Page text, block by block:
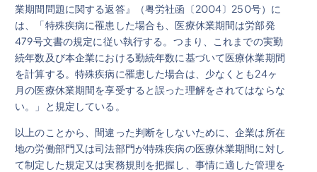
業期間問題に関する返答』（粤労社函〔2004〕250号）に
は、「特殊疾病に罹患した場合も、医療休業期間は労部発
479号文書の規定に従い執行する。つまり、これまでの実勤
続年数及び本企業における勤続年数に基づいて医療休業期間
を計算する。特殊疾病に罹患した場合は、少なくとも24ヶ
月の医療休業期間を享受すると誤った理解をされてはならな
い。」と規定している。
以上のことから、間違った判断をしないために、企業は所在
地の労働部門又は司法部門が特殊疾病の医療休業期間に対し
て制定した規定又は実務規則を把握し、事情に適した管理を